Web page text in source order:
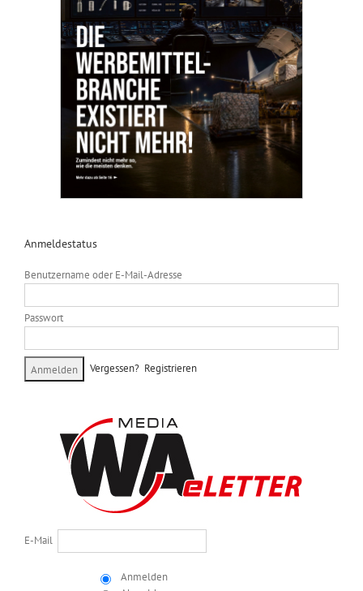
Anmeldestatus
Benutzername oder E-Mail-Adresse
Passwort
Vergessen? Registrieren
E-Mail
Anmelden